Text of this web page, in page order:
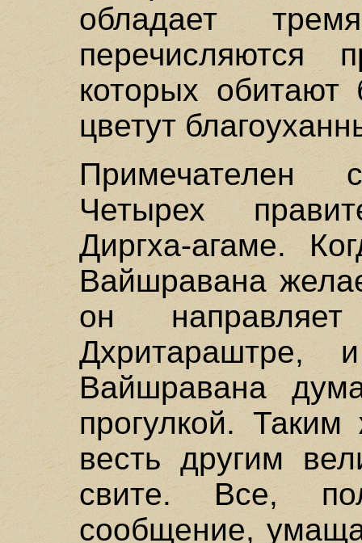
обладает
перечисляются
которых
цветут
Примечателен
Четырех
Диргха-агаме.
Вайшравана
он
Дхритараштре,
Вайшравана
прогулкой.
весть другим
свите. Все,
сообщение,